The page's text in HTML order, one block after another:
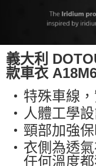
【注意事項】
１．透過由恩沛科技股
易，需依本服務之必要
權轉讓予恩沛科技股份有
２．關於個人資料處理事
https://aftee.tw/terms/
３．未成年的使用者請事
「AFTEE先享後付」，
任。
４．使用「AFTEE先享後
時審查核予不同之上限
請求用戶進行身份認證。
５．嚴禁一人註冊多個帳
恩沛科技股份有限公司
每筆NT$80，滿
海外配送（運費貨到付
義大利
款車衣
特殊車線
人體工學
頸部加強
衣側為透
任何溫度